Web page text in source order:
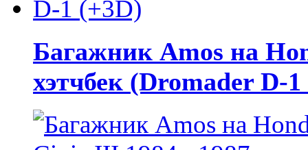
Багажник Amos на
хэтчбек (Dromader D-